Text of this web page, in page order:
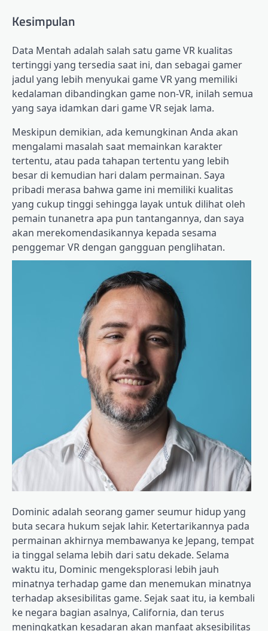
Kesimpulan
Data Mentah adalah salah satu game VR kualitas
tertinggi yang tersedia saat ini, dan sebagai gamer
jadul yang lebih menyukai game VR yang memiliki
kedalaman dibandingkan game non-VR, inilah semua
yang saya idamkan dari game VR sejak lama.
Meskipun demikian, ada kemungkinan Anda akan
mengalami masalah saat memainkan karakter
tertentu, atau pada tahapan tertentu yang lebih
besar di kemudian hari dalam permainan. Saya
pribadi merasa bahwa game ini memiliki kualitas
yang cukup tinggi sehingga layak untuk dilihat oleh
pemain tunanetra apa pun tantangannya, dan saya
akan merekomendasikannya kepada sesama
penggemar VR dengan gangguan penglihatan.
Dominic adalah seorang gamer seumur hidup yang
buta secara hukum sejak lahir. Ketertarikannya pada
permainan akhirnya membawanya ke Jepang, tempat
ia tinggal selama lebih dari satu dekade. Selama
waktu itu, Dominic mengeksplorasi lebih jauh
minatnya terhadap game dan menemukan minatnya
terhadap aksesibilitas game. Sejak saat itu, ia kembali
ke negara bagian asalnya, California, dan terus
meningkatkan kesadaran akan manfaat aksesibilitas